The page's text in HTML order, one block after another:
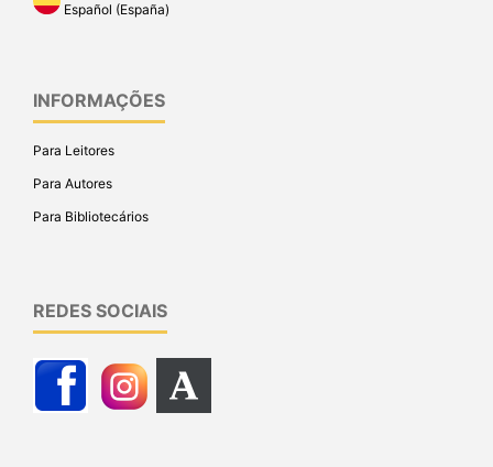
Español (España)
INFORMAÇÕES
Para Leitores
Para Autores
Para Bibliotecários
REDES SOCIAIS